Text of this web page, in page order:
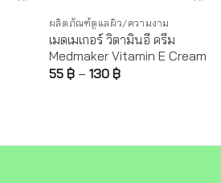
ผลิตภัณฑ์ดูแลผิว/ความงาม
เมดเมเกอร์ วิตามินอี ครีม
Medmaker Vitamin E Cream
55 ฿– 130 ฿